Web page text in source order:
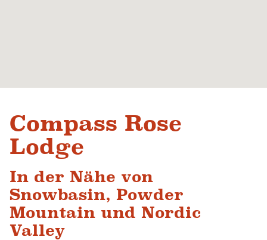
Compass Rose
Lodge
In der Nähe von
Snowbasin, Powder
Mountain und Nordic
Valley